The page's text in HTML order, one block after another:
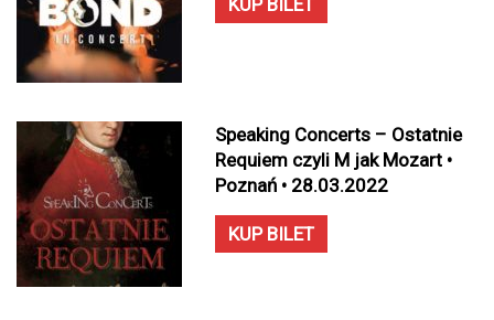
KUP BILET
Speaking Concerts – Ostatnie
Requiem czyli M jak Mozart •
Poznań • 28.03.2022
KUP BILET